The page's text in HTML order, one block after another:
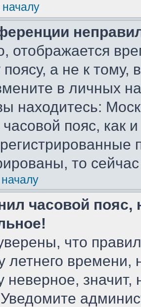
началу
отображается
а не к тому,
в личных
находитесь:
пояс, как
то
часовой пояс,
что
летнего
неверное, значит,